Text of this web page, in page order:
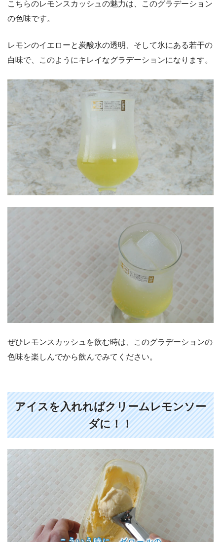
こちらのレモンスカッシュの魅力は、このグラデーション
の色味です。
レモンのイエローと炭酸水の透明、そして氷にある若干の
白味で、このようにキレイなグラデーションになります。
ぜひレモンスカッシュを飲む時は、このグラデーションの
色味を楽しんでから飲んでみてください。
アイスを入れればクリームレモンソー
ダに！！